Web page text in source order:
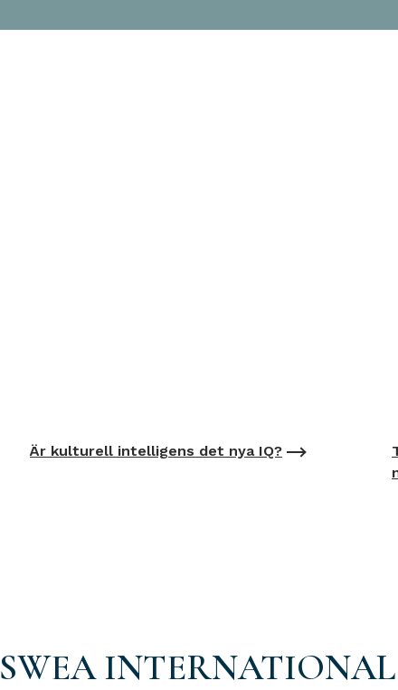
Är kulturell intelligens det nya IQ?
SWEA INTERNATIONAL